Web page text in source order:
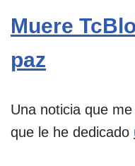
Muere
paz
Una noticia que
que le he dedicado